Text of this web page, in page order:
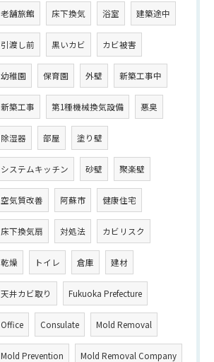
老舗旅館 床下換気 浴室 建築途中
引渡し前 黒いカビ カビ被害
幼稚園 保育園 外壁 新築工事中
新築工事 第1種機械換気設備 悪臭
除湿器 部屋 塗り壁
システムキッチン 砂壁 聚楽壁
空気質改善 阿蘇市 健康住宅
床下換気扇 対処法 カビリスク
乾燥 トイレ 倉庫 建材
天井カビ取り Fukuoka Prefecture
Office Consulate Mold Removal
Mold Prevention Mold Removal Company